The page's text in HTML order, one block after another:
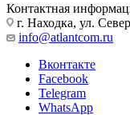
Контактная
г. Находка, ул.
info@atlantcom.ru
Вконтакте
Facebook
Telegram
WhatsApp